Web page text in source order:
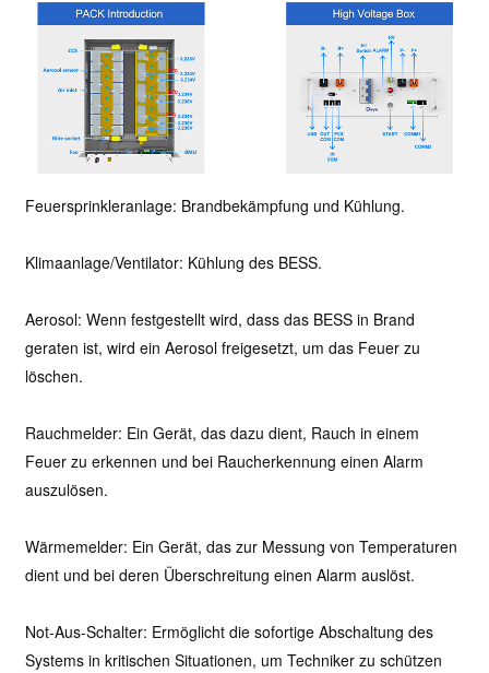
Feuersprinkleranlage: Brandbekämpfung und Kühlung.
Klimaanlage/Ventilator: Kühlung des BESS.
Aerosol: Wenn festgestellt wird, dass das BESS in Brand
geraten ist, wird ein Aerosol freigesetzt, um das Feuer zu
löschen.
Rauchmelder: Ein Gerät, das dazu dient, Rauch in einem
Feuer zu erkennen und bei Raucherkennung einen Alarm
auszulösen.
Wärmemelder: Ein Gerät, das zur Messung von Temperaturen
dient und bei deren Überschreitung einen Alarm auslöst.
Not-Aus-Schalter: Ermöglicht die sofortige Abschaltung des
Systems in kritischen Situationen, um Techniker zu schützen